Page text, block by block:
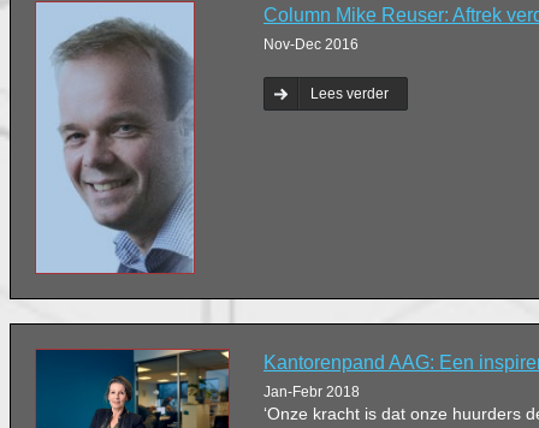
Column Mike Reuser: Aftrek
Nov-Dec 2016
Lees verder
Kantorenpand AAG: Een
Jan-Febr 2018
‘Onze kracht is dat onze huurders